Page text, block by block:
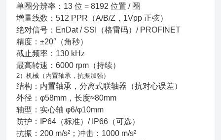
单圈分辨率：13 位 = 8192 位置 / 圈
增量线数：512 PPR（A/B/Z，1Vpp 正弦）
绝对信号：EnDat / SSI（格雷码）/ PROFINET
精度：±20″（角秒）
截止频率：130 kHz
最高转速：6000 rpm（持续）
2）机械（内置轴承，抗振加强）
结构：内置轴承，分离式联轴器（抗对心误差）
外径：φ58mm，长度≈80mm
轴型：实心轴 φ6/φ10mm
防护：IP64（标准）/ IP66（可选）
抗振：200 m/s²；冲击：1000 m/s²